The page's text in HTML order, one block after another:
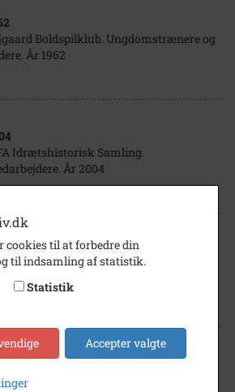
Boldspilklub. Ungdomstrænere og
År 1962
Idrætshistorisk Samling.
År 2004
- 1962
Boldspilklub. Privat hygge i
Boldspilklub. Kurt Luther. År 2005
cookies til at forbedre din
til indsamling af statistik.
Statistik
Accepter valgte